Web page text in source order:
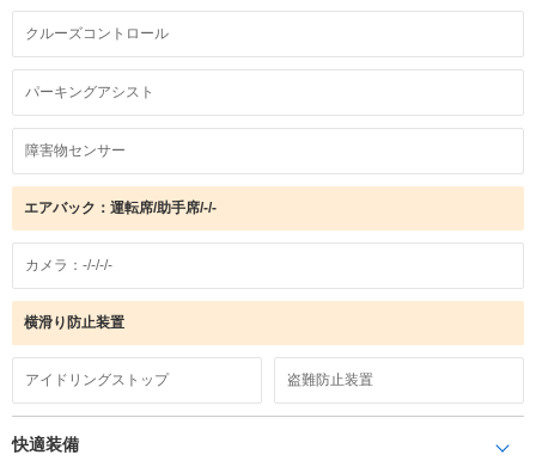
クルーズコントロール
パーキングアシスト
障害物センサー
エアバック：運転席/助手席/-/-
カメラ：-/-/-/-
横滑り防止装置
アイドリングストップ 盗難防止装置
快適装備